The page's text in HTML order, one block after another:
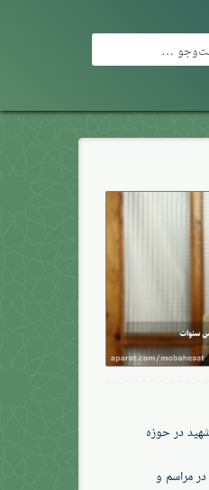
ساله» رهبر شهید در حوزه
مراسم و